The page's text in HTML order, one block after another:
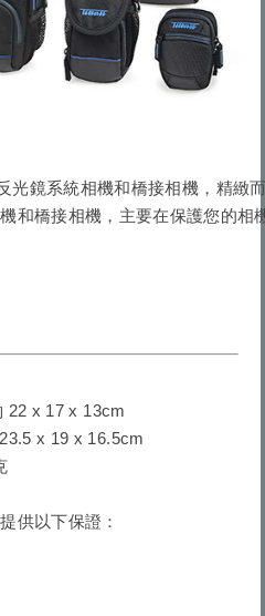
光鏡系統相機和橋接相機，
22 x 17 x 13cm
x 19 x 16.5cm
供以下保證：